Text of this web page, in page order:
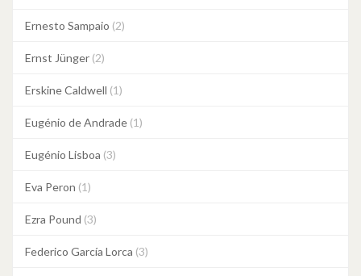
Ernesto Sampaio (2)
Ernst Jünger (2)
Erskine Caldwell (1)
Eugénio de Andrade (1)
Eugénio Lisboa (3)
Eva Peron (1)
Ezra Pound (3)
Federico García Lorca (3)